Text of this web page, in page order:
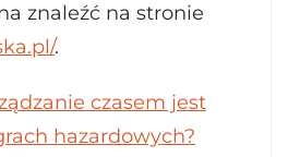
znaleźć na stronie
.
czasem jest
hazardowych?